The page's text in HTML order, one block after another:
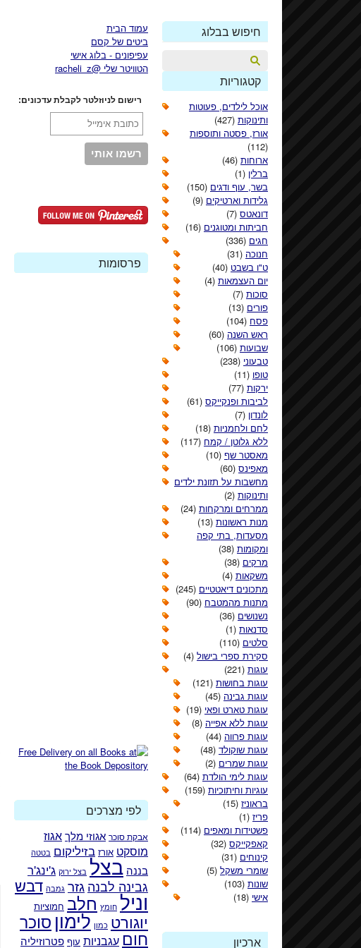
עמוד הבית
ביטים של קסם
עפיפונים - בלוג אישי
הטוויטר שלי @racheli_z
רישום לניוזלטר לקבלת עדכונים:
פרסומות
לפי מצרכים
אבקת סוכר אגוזי מלךאגוז
מוסקט אורז בזיליקום בטטה
בננה בצל בצל ירוק ג'ינג'ר
גבינה לבנהגזר גמבה דבש
וניל חומץ חלב חמוציות
יוגורט כמון לימוןסוכר
חוםעגבניות עוף פטרוזיליה
חיפוש בבלוג
קטגוריות
אוכל לילדים, פעוטות
ותינוקות (427)
אורז, פסטה ותוספות
(112)
ארוחות (46)
ברלין (1)
בשר, עוף ודגים (150)
גלידות וארטיקים (9)
דונאטס (7)
חביתות ומטוגנים (16)
חגים (336)
חנוכה (31)
ט"ו בשבט (40)
יום העצמאות (4)
סוכות (7)
פורים (13)
פסח (104)
ראש השנה (60)
שבועות (106)
טבעוני (238)
טופו (11)
ירקות (77)
לביבות ופנקייקס (61)
לונדון (7)
לחם ולחמניות (18)
ללא גלוטן / קמח (117)
מאסטר שף (10)
מאפינס (60)
מחשבות על תזונת ילדים
ותינוקות (2)
ממרחים ומרקחות (24)
מנות ראשונות (13)
מסעדות, בתי קפה
ומקומות (38)
מרקים (38)
משקאות (4)
מתכונים דיאטטיים (245)
מתנות מהמטבח (90)
נשנושים (36)
סדנאות (1)
סלטים (110)
סקירת ספרי בישול (4)
עוגות (221)
עוגות בחושות (121)
עוגות גבינה (45)
עוגות טארט ופאי (19)
עוגות ללא אפייה (8)
עוגות פרווה (44)
עוגות שוקולד (48)
עוגות שמרים (2)
עוגות לימי הולדת (64)
עוגיות וחיתוכיות (159)
בראוניז (15)
פריז (1)
פשטידות ומאפים (114)
קאפקייקס (32)
קינוחים (31)
שומרי משקל (5)
שונות (103)
אישי (18)
ארכיון